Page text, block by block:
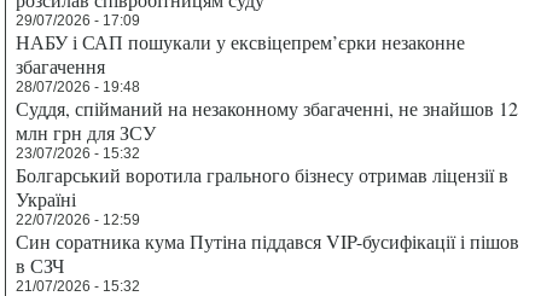
29/07/2026 - 17:09
НАБУ і САП пошукали у ексвіцепрем’єрки незаконне
збагачення
28/07/2026 - 19:48
Суддя, спійманий на незаконному збагаченні, не знайшов 12
млн грн для ЗСУ
23/07/2026 - 15:32
Болгарський воротила грального бізнесу отримав ліцензії в
Україні
22/07/2026 - 12:59
Син соратника кума Путіна піддався VIP-бусифікації і пішов
в СЗЧ
21/07/2026 - 15:32